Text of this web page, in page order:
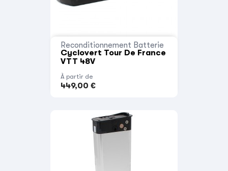
Reconditionnement Batterie
Cyclovert Tour De France
VTT 48V
À partir de
449,00 €